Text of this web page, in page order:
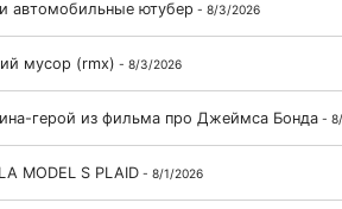
автомобильные ютубер - 8/3/2026
мусор (rmx) - 8/3/2026
герой из фильма про Джеймса Бонда -
MODEL S PLAID - 8/1/2026